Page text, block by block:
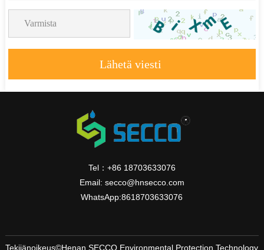
Lähetä viesti
Tel：+86 18703633076
Email: secco@hnsecco.com
WhatsApp:8618703633076
Tekijänoikeus©Henan SECCO Environmental Protection Technology